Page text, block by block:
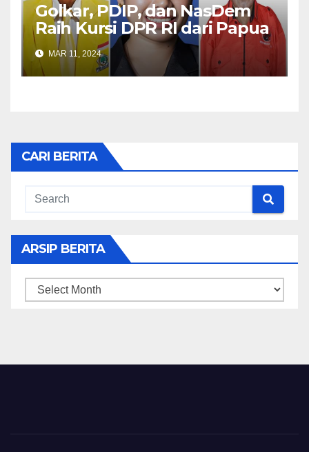
Golkar, PDIP, dan NasDem
Raih Kursi DPR RI dari Papua
Barat
MAR 11, 2024
CARI BERITA
ARSIP BERITA
ARSIP